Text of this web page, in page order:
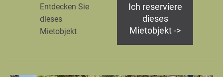
Entdecken Sie
dieses
Mietobjekt
Ich reserviere
dieses
Mietobjekt ->